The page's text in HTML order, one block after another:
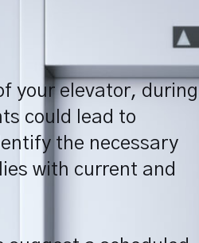
your elevator, during
could lead to
the necessary
with current and